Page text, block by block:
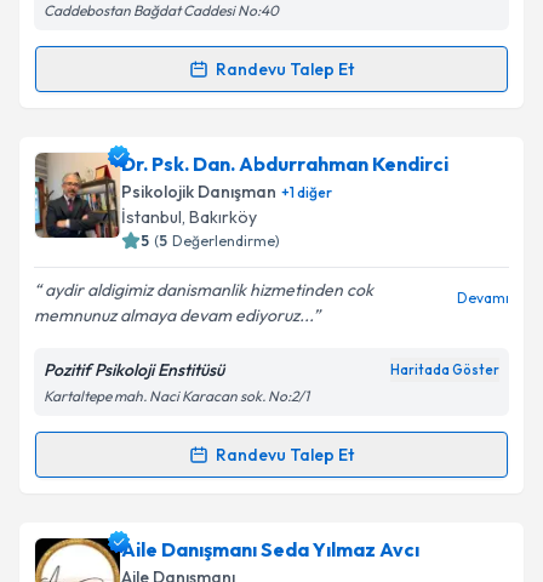
Metni'ni okudum ve kişisel verilerimin belirtilen
kapsamda işlenmesini kabul ediyorum.
Caddebostan Bağdat Caddesi No:40
Randevu Talep Et
Randevu Takvimi Talebi
Aile Danışmanı Tülin Enginiçin randevu takvimi
talebi oluşturun. Size bu uzmandan randevu almanız
için bir takvim hazırlandığında e-posta ile
bilgilendireceğiz.
E-posta Adresiniz
Kişisel verilerimin işlenmesine ilişkin
Metni'ni okudum ve kişisel verilerimin belirtilen
kapsamda işlenmesini kabul ediyorum.
Dr. Psk. Dan. Abdurrahman Kendirci
Psikolojik Danışman +1diğer
İstanbul, Bakırköy
5 (5 Değerlendirme)
aydir aldigimiz danismanlik hizmetinden cok
memnunuz almaya devam ediyoruz...
Devamı
Pozitif Psikoloji Enstitüsü Haritada Göster
Kartaltepe mah. Naci Karacan sok. No:2/1
Randevu Talep Et
Randevu Takvimi Talebi
Dr. Psk. Dan. Abdurrahman Kendirciiçin randevu
takvimi talebi oluşturun. Size bu uzmandan randevu
Aile Danışmanı Seda Yılmaz Avcı
Aile Danışmanı